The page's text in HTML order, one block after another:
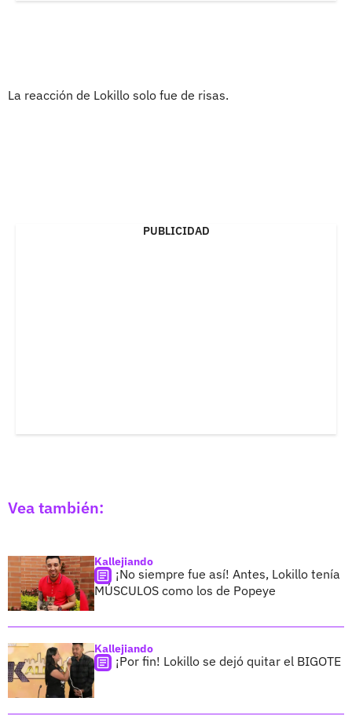
La reacción de Lokillo solo fue de risas.
PUBLICIDAD
Vea también:
Kallejiando
¡No siempre fue así! Antes, Lokillo tenía
MÚSCULOS como los de Popeye
Kallejiando
¡Por fin! Lokillo se dejó quitar el BIGOTE